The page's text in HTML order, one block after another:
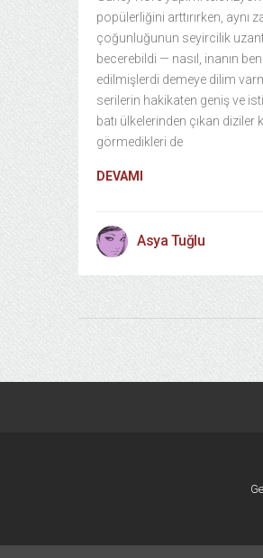
popülerliğini arttırırken,
çoğunluğunun seyircilik
becerebildi — nasıl, inanın
edilmişlerdi demeye dilim
serilerin hakikaten geniş ve
batı ülkelerinden çıkan diziler
görmedikleri de
DEVAMI
Asya Tuğlu